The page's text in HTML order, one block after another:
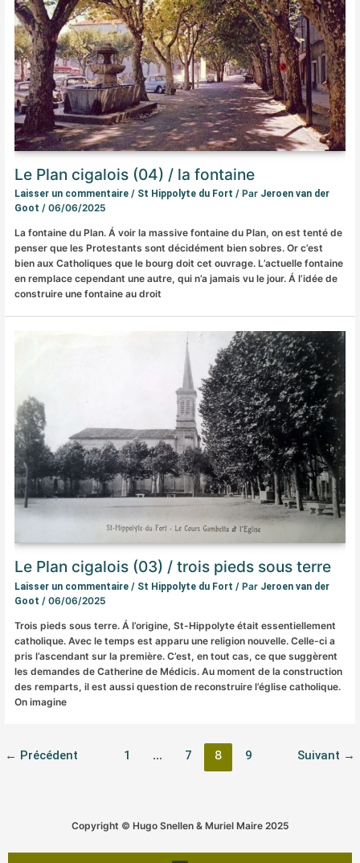
Le Plan cigalois (04) / la fontaine
Laisser un commentaire / St Hippolyte du Fort / Par Jeroen van der
Goot/06/06/2025
La fontaine du Plan. Á voir la massive fontaine du Plan, on est tenté de
penser que les Protestants sont décidément bien sobres. Or c’est
bien aux Catholiques que le bourg doit cet ouvrage. L’actuelle fontaine
en remplace cependant une autre, qui n’a jamais vu le jour. Á l’idée de
construire une fontaine au droit
Le Plan cigalois (03) / trois pieds sous terre
Laisser un commentaire / St Hippolyte du Fort / Par Jeroen van der
Goot/06/06/2025
Trois pieds sous terre. Á l’origine, St-Hippolyte était essentiellement
catholique. Avec le temps est apparu une religion nouvelle. Celle-ci a
pris l’ascendant sur la première. C’est, en tout cas, ce que suggèrent
les demandes de Catherine de Médicis. Au moment de la construction
des remparts, il est aussi question de reconstruire l’église catholique.
On imagine
← Précédent 1 … 7 8 9 Suivant →
Copyright © Hugo Snellen & Muriel Maire 2025